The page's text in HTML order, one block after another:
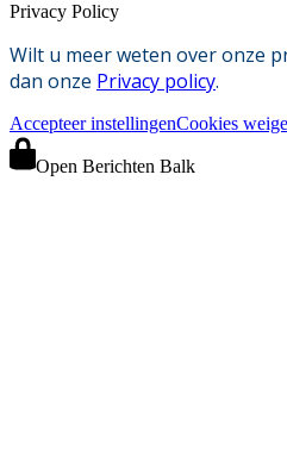
Privacy Policy
Wilt u meer weten over onze
dan onze Privacy policy.
Accepteer instellingenCookies
Open Berichten Balk